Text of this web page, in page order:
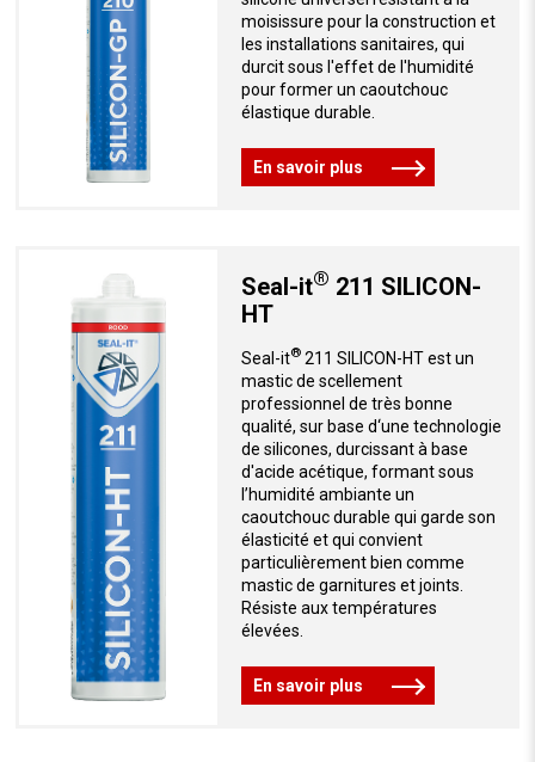
moisissure pour la construction et
les installations sanitaires, qui
durcit sous l'effet de l'humidité
pour former un caoutchouc
élastique durable.
En savoir plus
Seal-it® 211 SILICON-
HT
Seal-it®211 SILICON-HT est un
mastic de scellement
professionnel de très bonne
qualité, sur base d‘une technologie
de silicones, durcissant à base
d'acide acétique, formant sous
l’humidité ambiante un
caoutchouc durable qui garde son
élasticité et qui convient
particulièrement bien comme
mastic de garnitures et joints.
Résiste aux températures
élevées.
En savoir plus